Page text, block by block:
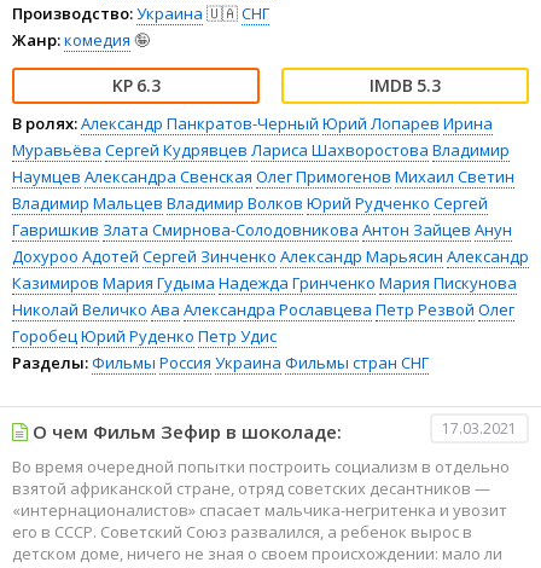
Производство:Украина 🇺🇦СНГ
Жанр:комедия 🤪
6.3 5.3
В ролях:Александр Панкратов-Черный Юрий Лопарев Ирина
Муравьёва Сергей Кудрявцев Лариса Шахворостова Владимир
Наумцев Александра Свенская Олег Примогенов Михаил Светин
Владимир Мальцев Владимир Волков Юрий Рудченко Сергей
Гавришкив Злата Смирнова-Солодовникова Антон Зайцев Анун
Дохуроо Адотей Сергей Зинченко Александр Марьясин Александр
Казимиров Мария Гудыма Надежда Гринченко Мария Пискунова
Николай Величко Ава Александра Рославцева Петр Резвой Олег
ГоробецЮрий Руденко Петр Удис
Разделы:Фильмы Россия Украина Фильмы стран СНГ
О чем Фильм Зефир в шоколаде: 17.03.2021
Во время очередной попытки построить социализм в отдельно
взятой африканской стране, отряд советских десантников —
«интернационалистов» спасает мальчика-негритенка и увозит
его в СССР. Советский Союз развалился, а ребенок вырос в
детском доме, ничего не зная о своем происхождении: мало ли